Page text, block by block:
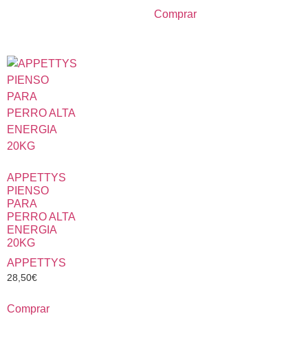
Comprar
APPETTYS
PIENSO
PARA
PERRO ALTA
ENERGIA
20KG
APPETTYS
28,50€
Comprar